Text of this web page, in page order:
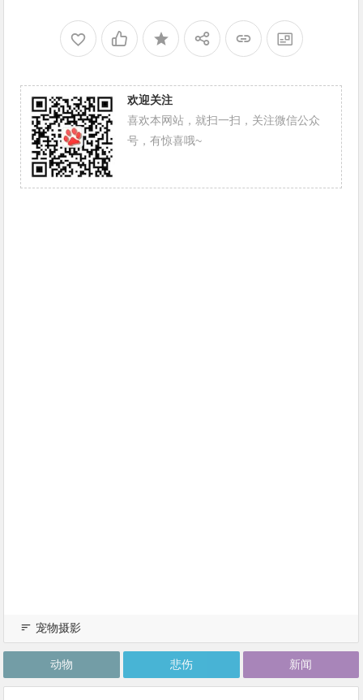
欢迎关注
喜欢本网站，就扫一扫，关注微信公众
号，有惊喜哦~
宠物摄影
动物 悲伤 新闻